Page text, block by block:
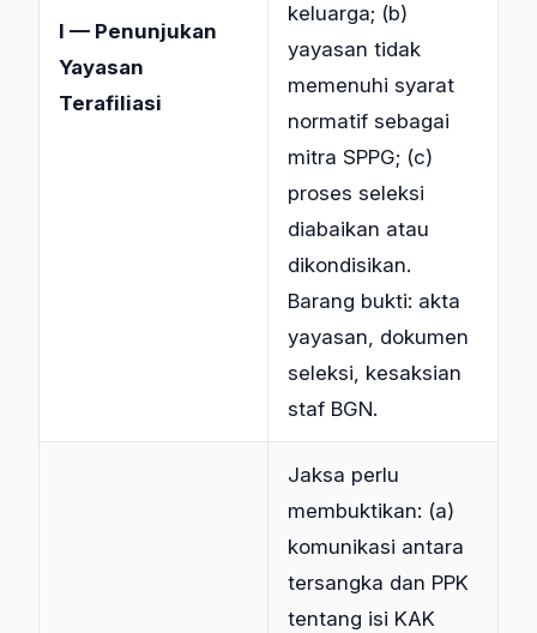
I — Penunjukan
Yayasan
Terafiliasi
keluarga; (b)
yayasan tidak
memenuhi syarat
normatif sebagai
mitra SPPG; (c)
proses seleksi
diabaikan atau
dikondisikan.
Barang bukti: akta
yayasan, dokumen
seleksi, kesaksian
staf BGN.
Jaksa perlu
membuktikan: (a)
komunikasi antara
tersangka dan PPK
tentang isi KAK